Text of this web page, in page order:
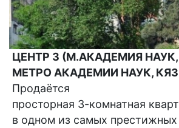
ЦЕНТР 3 (М.АКАДЕМИЯ
МЕТРО АКАДЕМИИ НАУК,
Продаётся
просторная 3-комнатная
в одном из самых